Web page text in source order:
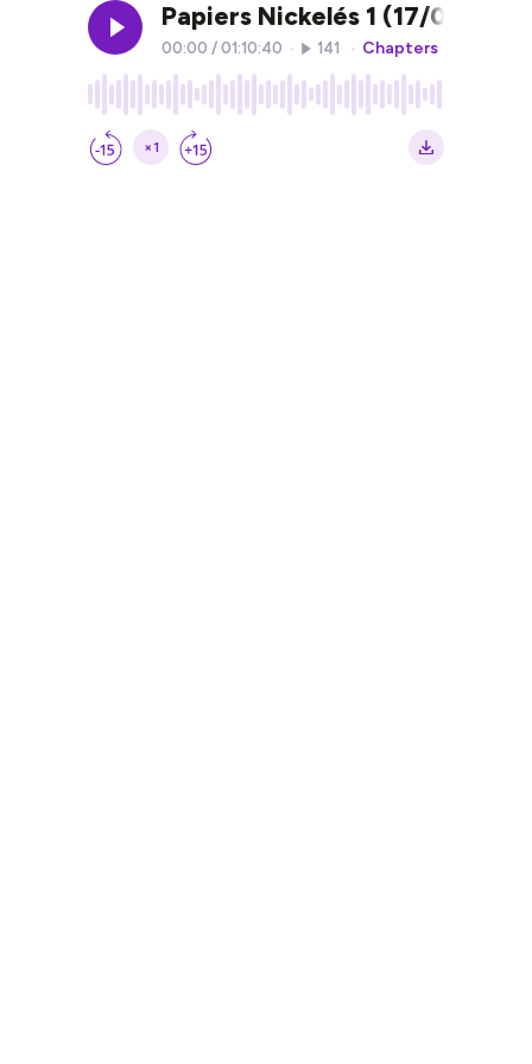
Papiers Nickelés 1 (17/06/24)
00:00 / 01:10:40 141 Chapters
×1